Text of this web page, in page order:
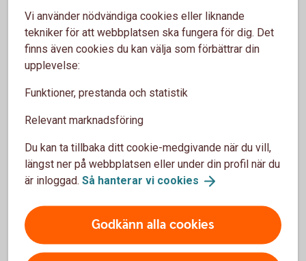
Vad är ERP, bankintegration och
ERP-integration?
Vad betyder ERP?
affärssystem. Det är ett affärssystem, alltså ett IT-system,
som hjälper företag att hantera olika delar av verksamheten,
som ekonomi, HR, logistik eller tillverkning. De finns i
många former – från små bokföringsprogram till
När vi pratar om ERP-system inkluderar vi också andra
system där en bankkoppling kan vara till nytta – till
exempel lönesystem, fastighetssystem eller enklare
Vi använder nödvändiga cookies eller liknande
tekniker för att webbplatsen ska fungera för dig. Det
finns även cookies du kan välja som förbättrar din
upplevelse:
Funktioner, prestanda och statistik
Relevant marknadsföring
Du kan ta tillbaka ditt cookie-medgivande när du vill,
längst ner på webbplatsen eller under din profil när du
är inloggad. Så hanterar vi cookies
Godkänn alla cookies